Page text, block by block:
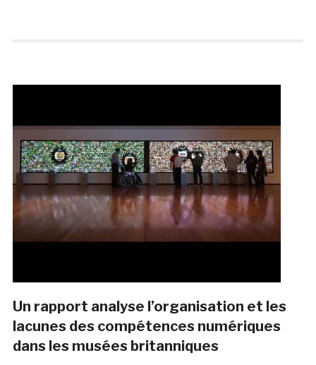
Un rapport analyse l’organisation et les
lacunes des compétences numériques
dans les musées britanniques